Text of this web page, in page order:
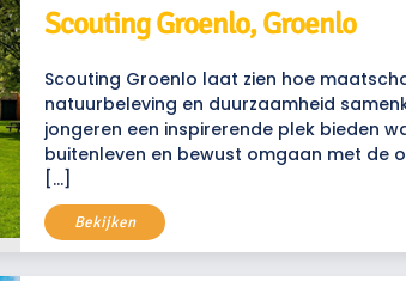
Scouting Groenlo, Groenlo
Scouting Groenlo laat zien hoe
natuurbeleving en duurzaamheid
jongeren een inspirerende plek bieden
buitenleven en bewust omgaan met de
[…]
Bekijken